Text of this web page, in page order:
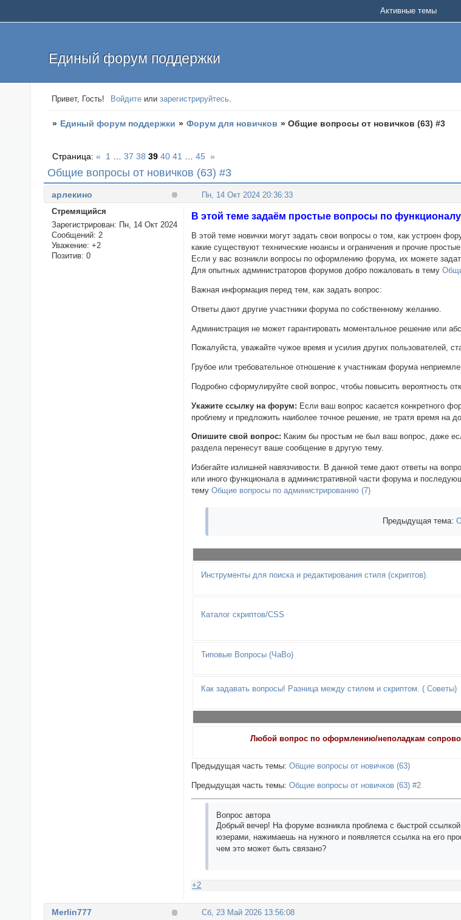
Единый форум поддержки
Активные темы
Привет, Гость! Войдите илизарегистрируйтесь.
» Единый форум поддержки » Форум для новичков »Общие вопросы от новичков (63) #3
Общие вопросы от новичков (63) #3
Страница:« 1 37 38 39 40 41 45 »
Пн, 14 Окт 2024 20:36:33
арлекино
Стремящийся
Зарегистрирован: Пн, 14 Окт 2024
Сообщений: 2
Уважение: +2
Позитив: 0
В этой теме задаём простые вопросы по
В этой теме новички могут задать свои вопросы о том, как устроен
какие существуют технические нюансы и ограничения и прочие
Если у вас возникли вопросы по оформлению форума, их можете
Для опытных администраторов форумов добро пожаловать в тему
Важная информация перед тем, как задать вопрос:
Ответы дают другие участники форума по собственному желанию.
Администрация не может гарантировать моментальное решение или
Пожалуйста, уважайте чужое время и усилия других пользователей,
Грубое или требовательное отношение к участникам форума
Подробно сформулируйте свой вопрос, чтобы повысить вероятность
Укажите ссылку на форум: Если ваш вопрос касается конкретного
проблему и предложить наиболее точное решение, не тратя время на
Опишите свой вопрос: Каким бы простым не был ваш вопрос, даже
раздела перенесут ваше сообщение в другую тему.
Избегайте излишней навязчивости. В данной теме дают ответы на
или иного функционала в административной части форума и
темуОбщие вопросы по администрированию (7)
Предыдущая тема:
Инструменты для поиска и редактирования стиля (скриптов).
Каталог скриптов/CSS
Типовые Вопросы (ЧаВо)
Как задавать вопросы! Разница между стилем и скриптом. ( Советы)
Любой вопрос по оформлению/неполадкам
Предыдущая часть темы:Общие вопросы от новичков (63)
Предыдущая часть темы:Общие вопросы от новичков (63) #2
Вопрос автора
Добрый вечер! На форуме возникла проблема с быстрой
юзерами, нажимаешь на нужного и появляется ссылка на его
чем это может быть связано?
+2
Сб, 23 Май 2026 13:56:08
Merlin777